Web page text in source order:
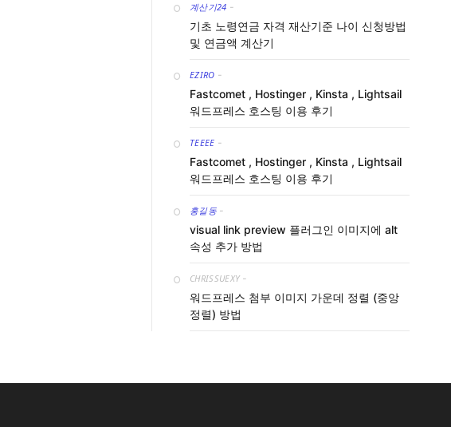
계산기24 -
기초 노령연금 자격 재산기준 나이 신청방법
및 연금액 계산기
EZIRO -
Fastcomet , Hostinger , Kinsta , Lightsail
워드프레스 호스팅 이용 후기
TEEEE -
Fastcomet , Hostinger , Kinsta , Lightsail
워드프레스 호스팅 이용 후기
홍길동 -
visual link preview 플러그인 이미지에 alt
속성 추가 방법
CHRISSUEXY -
워드프레스 첨부 이미지 가운데 정렬 (중앙
정렬) 방법